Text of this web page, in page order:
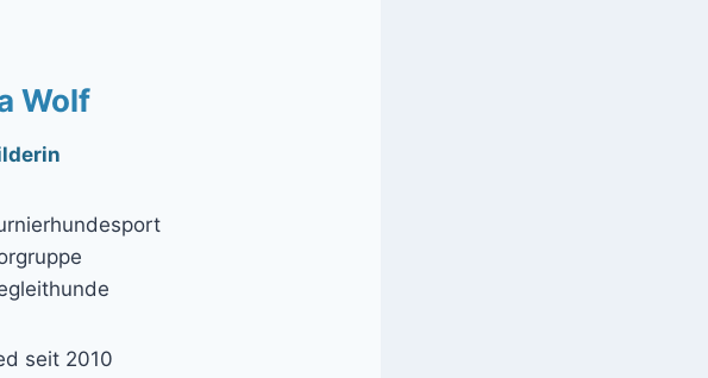
Wolf
seit 2010